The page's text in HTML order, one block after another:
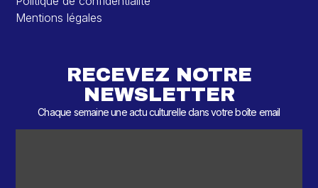
Mentions légales
RECEVEZ NOTRE
NEWSLETTER
Chaque semaine une actu culturelle dans votre boîte email